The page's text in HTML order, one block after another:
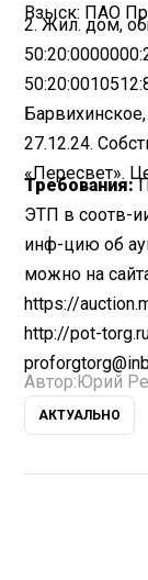
Взыск: ПАО
2. Жил. дом,
27.12.24.
«Пересвет».
Требования:
ЭТП в соотв-
инф-цию об
можно на
https://
http://pot-
Автор:Юрий
АКТУАЛЬНО